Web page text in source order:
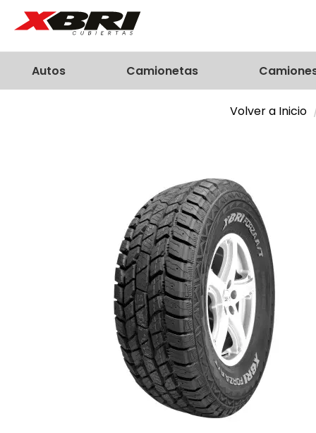
Autos Camionetas
Volver a Inicio